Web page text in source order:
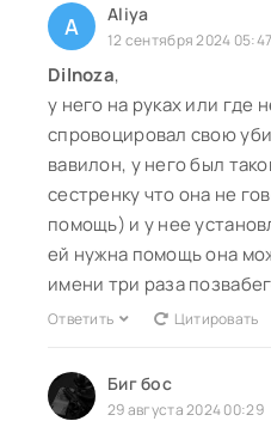
A Aliya
12 сентября 2024 05:47
Dilnoza,
у него на руках или где
спровоцировал свою
вавилон, у него был
сестренку что она не
помощь) и у нее
ей нужна помощь она
имени три раза
Ответить Цитировать
Биг бос
29 августа 2024 00:29